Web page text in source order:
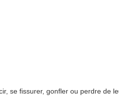
se fissurer, gonfler ou perdre de